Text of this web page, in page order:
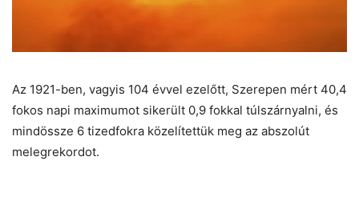
Az 1921-ben, vagyis 104 évvel ezelőtt, Szerepen mért 40,4
fokos napi maximumot sikerült 0,9 fokkal túlszárnyalni, és
mindössze 6 tizedfokra közelítettük meg az abszolút
melegrekordot.